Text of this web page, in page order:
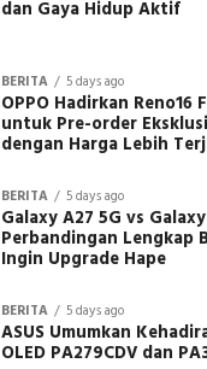
dan Gaya Hidup Aktif
BERITA 5 days ago
OPPO Hadirkan Reno16
untuk Pre-order
dengan Harga Lebih
BERITA 5 days ago
Galaxy A27 5G vs
Perbandingan Lengkap
Ingin Upgrade Hape
BERITA 5 days ago
ASUS Umumkan
OLED PA279CDV dan